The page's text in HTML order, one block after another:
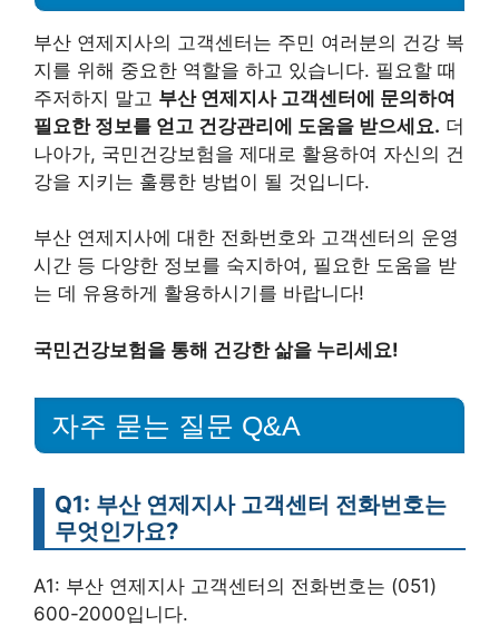
부산 연제지사의 고객센터는 주민 여러분의 건강 복
지를 위해 중요한 역할을 하고 있습니다. 필요할 때
주저하지 말고 부산 연제지사 고객센터에 문의하여
필요한 정보를 얻고 건강관리에 도움을 받으세요. 더
나아가, 국민건강보험을 제대로 활용하여 자신의 건
강을 지키는 훌륭한 방법이 될 것입니다.
부산 연제지사에 대한 전화번호와 고객센터의 운영
시간 등 다양한 정보를 숙지하여, 필요한 도움을 받
는 데 유용하게 활용하시기를 바랍니다!
국민건강보험을 통해 건강한 삶을 누리세요!
자주 묻는 질문 Q&A
Q1: 부산 연제지사 고객센터 전화번호는
무엇인가요?
A1: 부산 연제지사 고객센터의 전화번호는 (051)
600-2000입니다.